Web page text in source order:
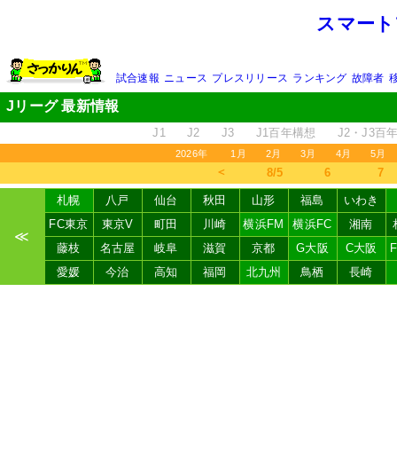
スマー
試合速報 ニュース プレスリリース ランキング 故障者
Jリーグ 最新情報
J1 J2 J3 J1百年構想 J2・J3百
2026年 1月 2月 3月 4月 5月
＜ 8/5 6 7
≪
札幌 八戸 仙台 秋田 山形 福島
いわき
FC東京
東京V 町田 川崎 横浜FM 横浜FC 湘南
藤枝
名古屋 岐阜 滋賀 京都 G大阪 C大阪
愛媛
今治 高知 福岡 北九州 鳥栖 長崎